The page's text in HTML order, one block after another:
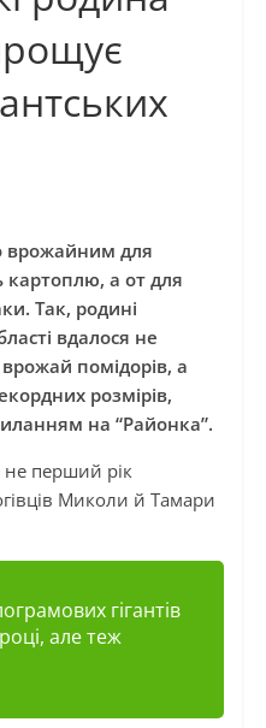
врожайним для
а от для
Так, родині
вдалося не
помідорів, а
розмірів,
на “Районка”.
перший рік
Миколи й Тамари
гігантів
але теж